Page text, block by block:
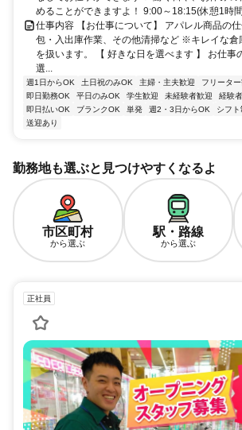
めることができますよ！ 9:00～18:15(休憩1時
仕事内容 【お仕事について】 アパレル商品の
包・入出庫作業、その他清掃など ※キレイな倉
を扱います。 【 好きな日を選べます 】 お仕事
選...
週1日からOK 土日祝のみOK 主婦・主夫歓迎 フリータ
即日勤務OK
平日のみOK 学生歓迎 未経験者歓迎 経験
即日払いOK
ブランクOK 単発 週2・3日からOK シフト
送迎あり
勤務地も選ぶと見つけやすくなるよ
市区町村
から選ぶ
駅・路線
から選ぶ
正社員